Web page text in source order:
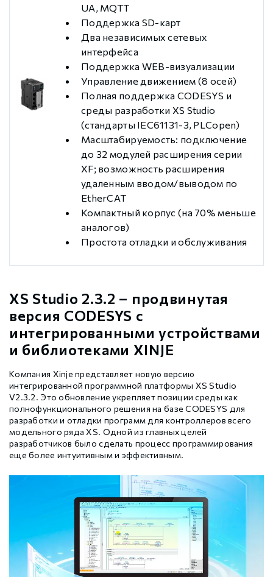
UA, MQTT
Поддержка SD-карт
Два независимых сетевых
интерфейса
Поддержка WEB-визуализации
Управление движением (8 осей)
Полная поддержка CODESYS и
среды разработки XS Studio
(стандарты IEC61131-3, PLCopen)
Масштабируемость: подключение
до 32 модулей расширения серии
XF; возможность расширения
удаленным вводом/выводом по
EtherCAT
Компактный корпус (на 70% меньше
аналогов)
Простота отладки и обслуживания
XS Studio 2.3.2 – продвинутая
версия CODESYS с
интегрированными устройствами
и библиотеками XINJE
Компания Xinje представляет новую версию
интегрированной программной платформы XS Studio
V2.3.2. Это обновление укрепляет позиции среды как
полнофункционального решения на базе CODESYS для
разработки и отладки программ для контроллеров всего
модельного ряда XS. Одной из главных целей
разработчиков было сделать процесс программирования
еще более интуитивным и эффективным.